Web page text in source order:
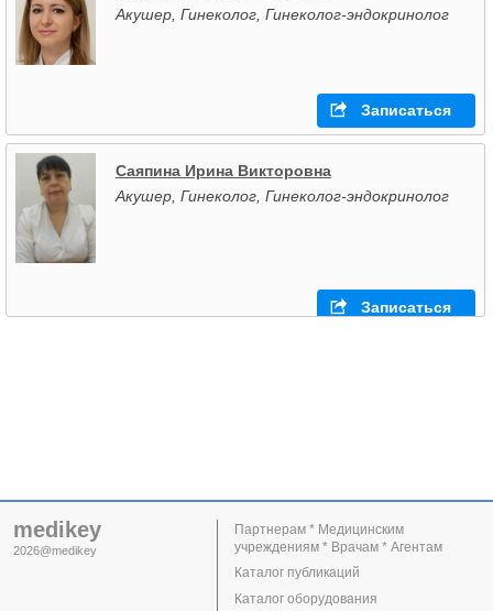
Акушер, Гинеколог, Гинеколог-эндокринолог
Записаться
Саяпина Ирина Викторовна
Акушер, Гинеколог, Гинеколог-эндокринолог
Записаться
medikey
2026@medikey
Партнерам * Медицинским
учреждениям * Врачам * Агентам
Каталог публикаций
Каталог оборудования